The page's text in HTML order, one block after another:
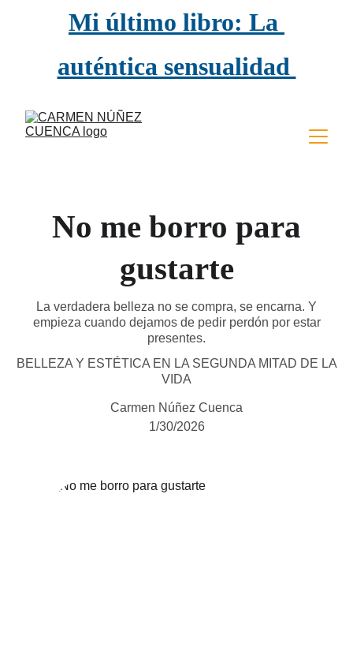
Mi último libro: La
auténtica sensualidad
empieza a los 50
No me borro para
gustarte
La verdadera belleza no se compra, se encarna. Y
empieza cuando dejamos de pedir perdón por estar
presentes.
BELLEZA Y ESTÉTICA EN LA SEGUNDA MITAD DE LA
VIDA
Carmen Núñez Cuenca
1/30/2026